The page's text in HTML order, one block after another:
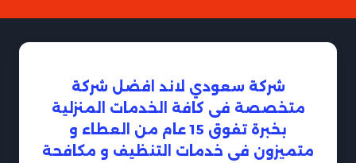
شركة سعودي لاند افضل شركة
متخصصة فى كافة الخدمات المنزلية
بخبرة تفوق 15 عام من العطاء و
متميزون فى خدمات التنظيف و مكافحة